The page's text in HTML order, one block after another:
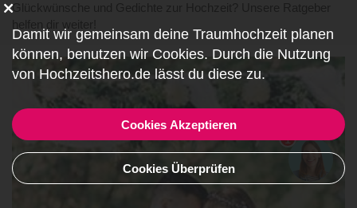
Glückwünsche und Gedichte zur Hochzeit? Unsere Ratgeber
Damit wir gemeinsam deine Traumhochzeit planen
können, benutzen wir Cookies. Durch die Nutzung
von Hochzeitshero.de lässt du diese zu.
Cookies Akzeptieren
Cookies Überprüfen
1